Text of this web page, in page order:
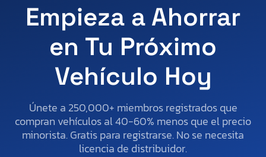
Empieza a Ahorrar
en Tu Próximo
Vehículo Hoy
Únete a 250,000+ miembros registrados que
compran vehículos al 40-60% menos que el precio
minorista. Gratis para registrarse. No se necesita
licencia de distribuidor.